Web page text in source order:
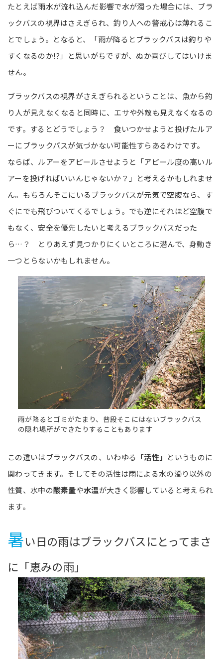
たとえば雨水が流れ込んだ影響で水が濁った場合には、ブラ
ックバスの視界はさえぎられ、釣り人への警戒心は薄れるこ
とでしょう。となると、「雨が降るとブラックバスは釣りや
すくなるのか!?」と思いがちですが、ぬか喜びしてはいけま
せん。
ブラックバスの視界がさえぎられるということは、魚から釣
り人が見えなくなると同時に、エサや外敵も見えなくなるの
です。するとどうでしょう？ 食いつかせようと投げたルア
ーにブラックバスが気づかない可能性すらあるわけです。
ならば、ルアーをアピールさせようと「アピール度の高いル
アーを投げればいいんじゃないか？」と考えるかもしれませ
ん。もちろんそこにいるブラックバスが元気で空腹なら、す
ぐにでも飛びついてくるでしょう。でも逆にそれほど空腹で
もなく、安全を優先したいと考えるブラックバスだった
ら…？ とりあえず見つかりにくいところに潜んで、身動き
一つとらないかもしれません。
雨が降るとゴミがたまり、普段そこにはないブラックバス
の隠れ場所ができたりすることもあります
この違いはブラックバスの、いわゆる 「活性」 というものに
関わってきます。そしてその活性は雨による水の濁り以外の
性質、水中の酸素量や水温が大きく影響していると考えられ
ます。
暑い日の雨はブラックバスにとってまさ
に「恵みの雨」